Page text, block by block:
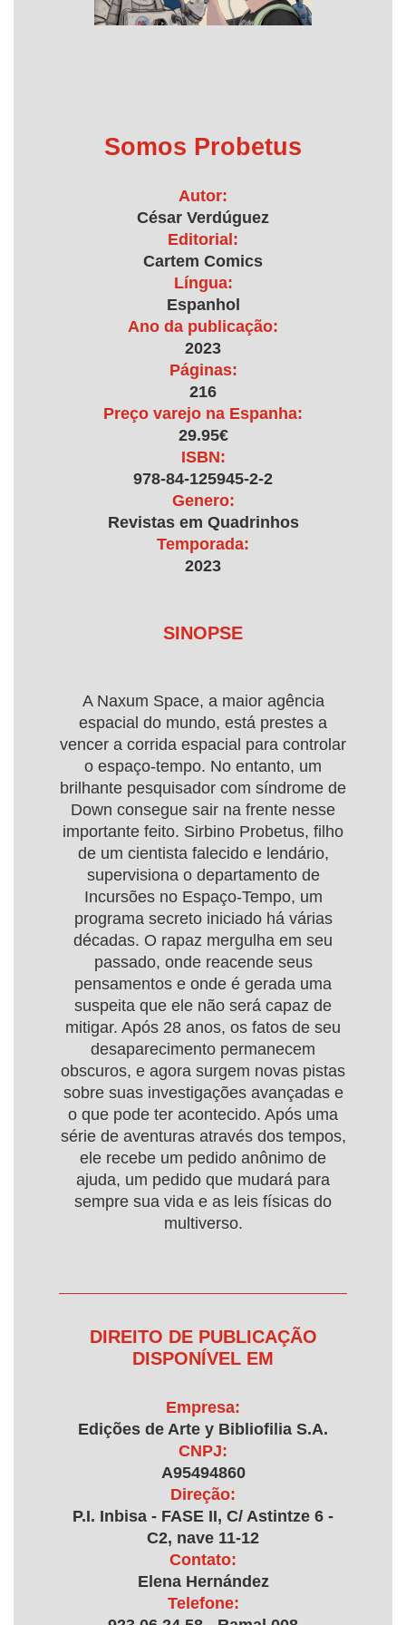
Somos Probetus
Autor:
César Verdúguez
Editorial:
Cartem Comics
Língua:
Espanhol
Ano da publicação:
2023
Páginas:
216
Preço varejo na Espanha:
29.95€
ISBN:
978-84-125945-2-2
Genero:
Revistas em Quadrinhos
Temporada:
2023
SINOPSE
A Naxum Space, a maior agência
espacial do mundo, está prestes a
vencer a corrida espacial para controlar
o espaço-tempo. No entanto, um
brilhante pesquisador com síndrome de
Down consegue sair na frente nesse
importante feito. Sirbino Probetus, filho
de um cientista falecido e lendário,
supervisiona o departamento de
Incursões no Espaço-Tempo, um
programa secreto iniciado há várias
décadas. O rapaz mergulha em seu
passado, onde reacende seus
pensamentos e onde é gerada uma
suspeita que ele não será capaz de
mitigar. Após 28 anos, os fatos de seu
desaparecimento permanecem
obscuros, e agora surgem novas pistas
sobre suas investigações avançadas e
o que pode ter acontecido. Após uma
série de aventuras através dos tempos,
ele recebe um pedido anônimo de
ajuda, um pedido que mudará para
sempre sua vida e as leis físicas do
multiverso.
DIREITO DE PUBLICAÇÃO
DISPONÍVEL EM
Empresa:
Edições de Arte y Bibliofilia S.A.
CNPJ:
A95494860
Direção:
P.I. Inbisa - FASE II, C/ Astintze 6 -
C2, nave 11-12
Contato:
Elena Hernández
Telefone: